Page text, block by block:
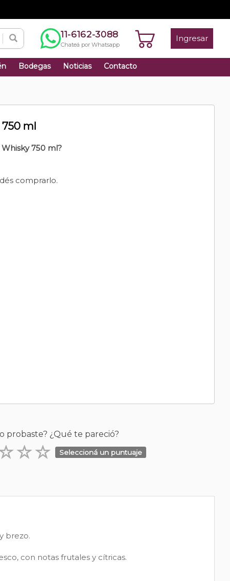
11-6162-3088
Chateá por Whatsapp
Ingresar
Bodegas Noticias Contacto
ml
750 ml?
comprarlo.
probaste? ¿Qué te pareció?
Seleccioná un puntuaje
brezo.
con notas frutales y cítricas.